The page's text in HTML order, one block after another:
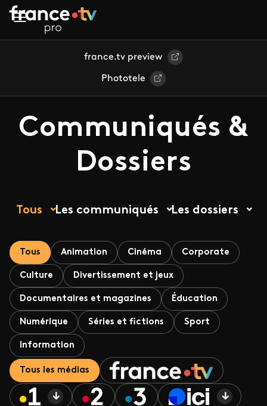
Aller au contenu principal
france.tv preview
Phototele
Communiqués &
Dossiers
Tous Les communiqués Les dossiers
Tous Animation Cinéma Corporate
Culture Divertissement et jeux
Documentaires et magazines Éducation
Numérique Séries et fictions Sport
Information
Tous les médias